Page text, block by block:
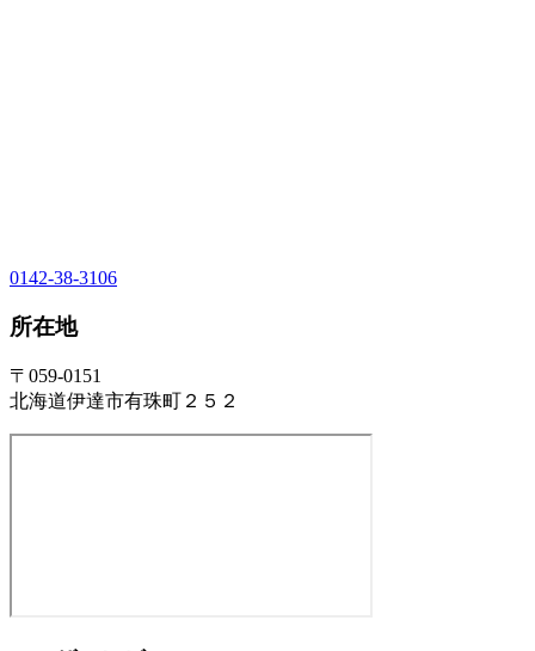
0142-38-3106
所在地
〒059-0151
北海道伊達市有珠町２５２